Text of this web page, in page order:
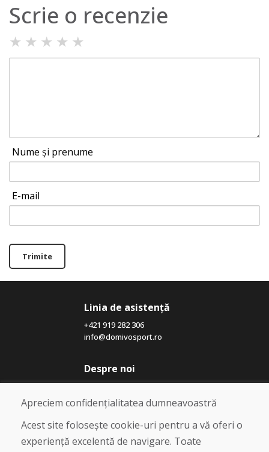
Scrie o recenzie
★ ★ ★ ★ ★
Nume și prenume
E-mail
Trimite
Linia de asistență
+421 919 282 306
info@domivosport.ro
Despre noi
Blog
Despre noi
Magazin
Contact
Apreciem confidențialitatea dumneavoastră
Acest site folosește cookie-uri pentru a vă oferi o
experiență excelentă de navigare. Toate